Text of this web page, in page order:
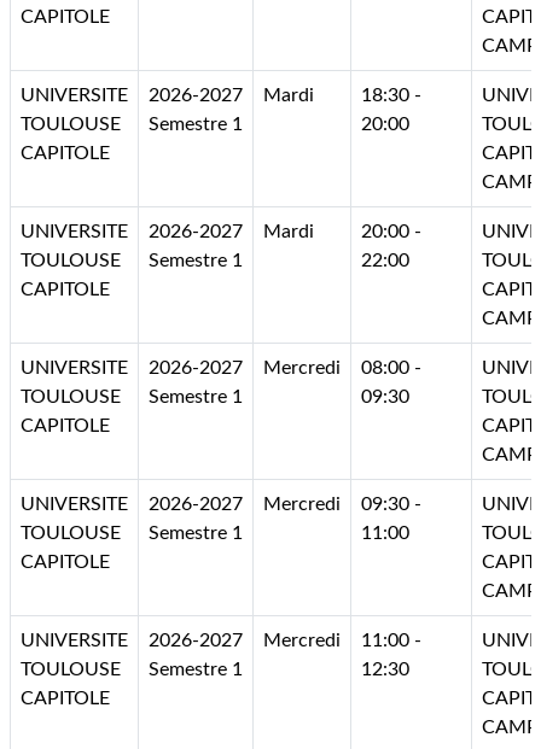
CAPITOLE
UNIVERSITE
TOULOUSE
CAPITOLE
2026-2027
Semestre 1
Mardi
18:30 -
20:00
UNIVERSITE
TOULOUSE
CAPITOLE
2026-2027
Semestre 1
Mardi
20:00 -
22:00
UNIVERSITE
TOULOUSE
CAPITOLE
2026-2027
Semestre 1
Mercredi
08:00 -
09:30
UNIVERSITE
TOULOUSE
CAPITOLE
2026-2027
Semestre 1
Mercredi
09:30 -
11:00
UNIVERSITE
TOULOUSE
CAPITOLE
2026-2027
Semestre 1
Mercredi
11:00 -
12:30